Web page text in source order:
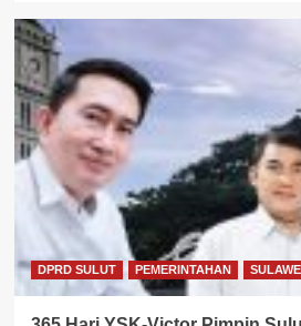
DPRD SULUT PEMERINTAHAN